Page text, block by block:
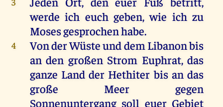
werde ich euch geben, wie ich zu
Moses gesprochen habe.
4
Von der Wüste und dem Libanon bis
an den großen Strom Euphrat, das
ganze Land der Hethiter bis an das
große Meer gegen
Sonnenuntergang soll euer Gebiet